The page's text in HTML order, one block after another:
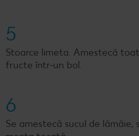
5
Stoarce limeta. Amestecă
fructe într-un bol.
6
Se amestecă sucul de lămâie,